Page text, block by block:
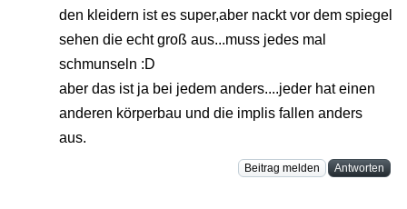
den kleidern ist es super,aber nackt vor dem spiegel
sehen die echt groß aus...muss jedes mal
schmunseln :D
aber das ist ja bei jedem anders....jeder hat einen
anderen körperbau und die implis fallen anders
aus.
Beitrag melden Antworten